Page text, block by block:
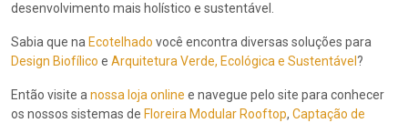
desenvolvimento mais holístico e sustentável.
Sabia que na Ecotelhado você encontra diversas soluções para
Design Biofílico e Arquitetura Verde, Ecológica e Sustentável ?
Então visite a nossa loja online e navegue pelo site para conhecer
os nossos sistemas de Floreira Modular Rooftop, Captação de